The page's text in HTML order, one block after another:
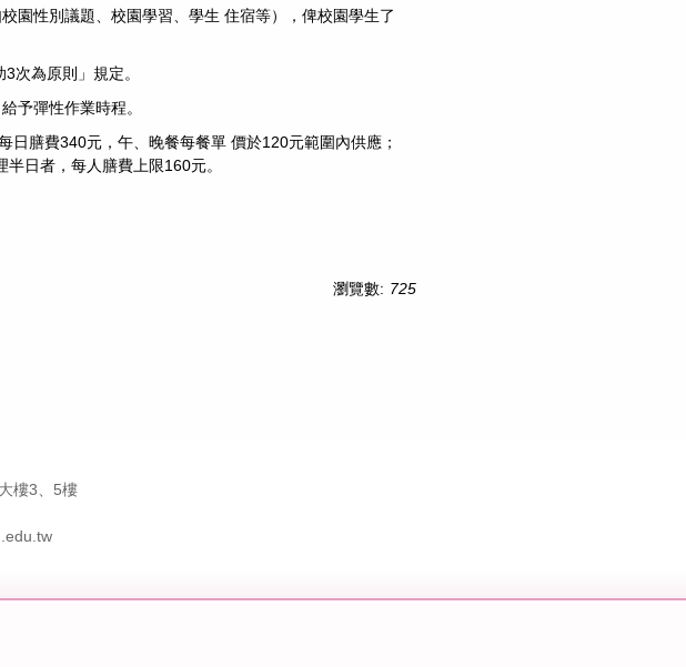
園性別議題、校園學習、學生 住宿等），俾校園學生了
次為原則」規定。
予彈性作業時程。
膳費340元，午、晚餐每餐單 價於120元範圍內供應；
日者，每人膳費上限160元。
瀏覽數: 725
樓3、5樓